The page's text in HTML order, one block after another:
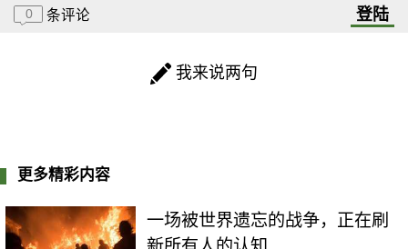
0 条评论 登陆
我来说两句
更多精彩内容
一场被世界遗忘的战争，正在刷